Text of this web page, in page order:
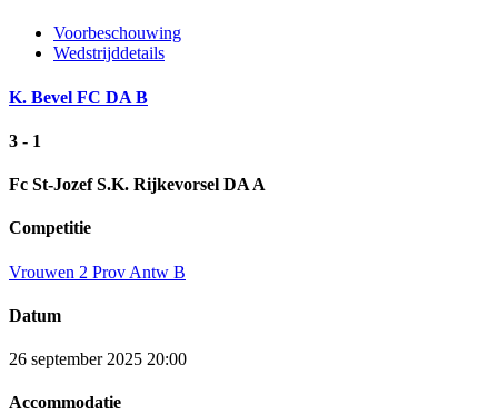
Voorbeschouwing
Wedstrijddetails
K. Bevel FC DA B
3 - 1
Fc St-Jozef S.K. Rijkevorsel DA A
Competitie
Vrouwen 2 Prov Antw B
Datum
26 september 2025 20:00
Accommodatie